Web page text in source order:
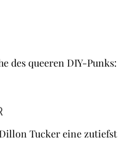
des queeren DIY-Punks:
Tucker eine zutiefst